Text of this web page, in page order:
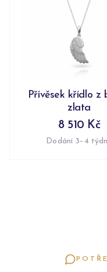
Přívěsek křídlo z
zlata
8 510 Kč
Dodání 3–4